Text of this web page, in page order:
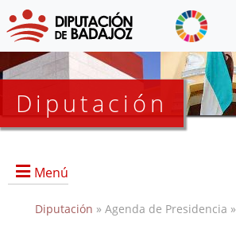
Diputación
Menú
Diputación » Agenda de Presidencia »